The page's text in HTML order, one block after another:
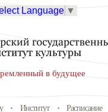
в будущее
Language ▼
Институт Расписание